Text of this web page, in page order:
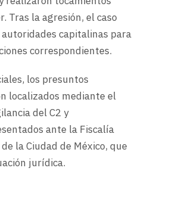
Tras la agresión, el caso
capitalinas para
correspondientes.
los presuntos
localizados mediante el
del C2 y
ante la Fiscalía
la Ciudad de México, que
jurídica.